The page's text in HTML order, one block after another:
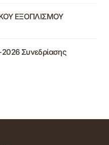
ΕΞΟΠΛΙΣΜΟΥ
Συνεδρίασης